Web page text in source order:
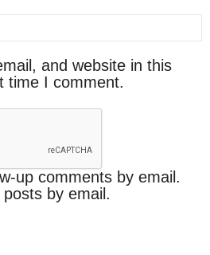
and website in this
time I comment.
up comments by email.
by email.